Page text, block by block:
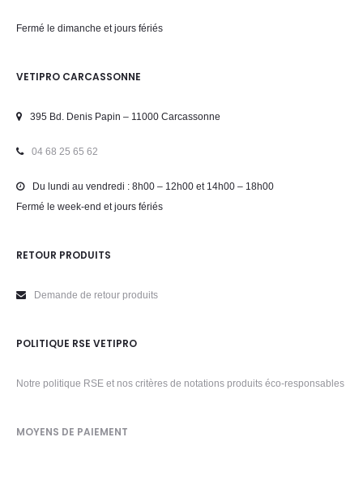
Fermé le dimanche et jours fériés
VETIPRO CARCASSONNE
395 Bd. Denis Papin – 11000 Carcassonne
04 68 25 65 62
Du lundi au vendredi : 8h00 – 12h00 et 14h00 – 18h00
Fermé le week-end et jours fériés
RETOUR PRODUITS
Demande de retour produits
POLITIQUE RSE VETIPRO
Notre politique RSE et nos critères de notations produits éco-responsables
MOYENS DE PAIEMENT